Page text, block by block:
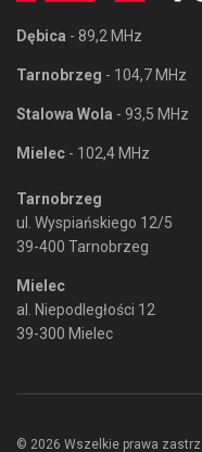
Dębica - 89,2 MHz
Tarnobrzeg - 104,7 MHz
Stalowa Wola - 93,5 MHz
Mielec - 102,4 MHz
Tarnobrzeg
ul. Wyspiańskiego 12/5
39-400 Tarnobrzeg
Mielec
al. Niepodległości 12
39-300 Mielec
© 2026 Wszelkie prawa